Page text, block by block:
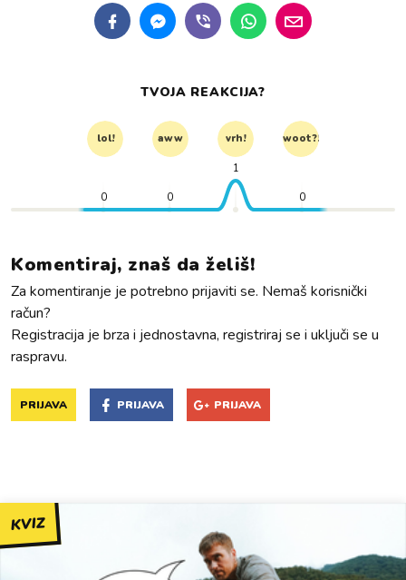
TVOJA REAKCIJA?
lol! aww vrh! woot?!
0 0
1
0
Komentiraj, znaš da želiš!
Za komentiranje je potrebno prijaviti se. Nemaš korisnički
račun?
Registracija je brza i jednostavna, registriraj se i uključi se u
raspravu.
PRIJAVA PRIJAVA PRIJAVA
KVIZ